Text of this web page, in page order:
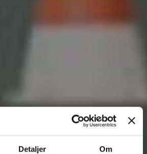
Detaljer Om